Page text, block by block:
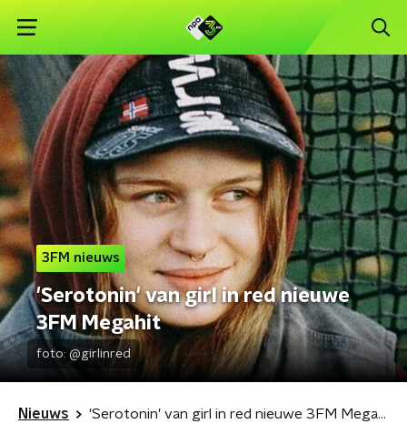
3FM nieuws
'Serotonin' van girl in red nieuwe
3FM Megahit
foto: @girlinred
Nieuws 'Serotonin' van girl in red nieuwe 3FM Megahit